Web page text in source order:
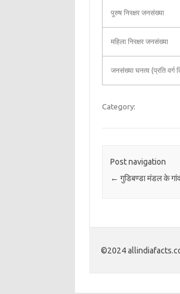
पुरुष निरक्षर जनसंख्या
महिला निरक्षर जनसंख्या
जनसंख्या घनत्व (प्रति वर्ग
Category:
Post navigation
← गुडिबण्डा मंडल के
©2024